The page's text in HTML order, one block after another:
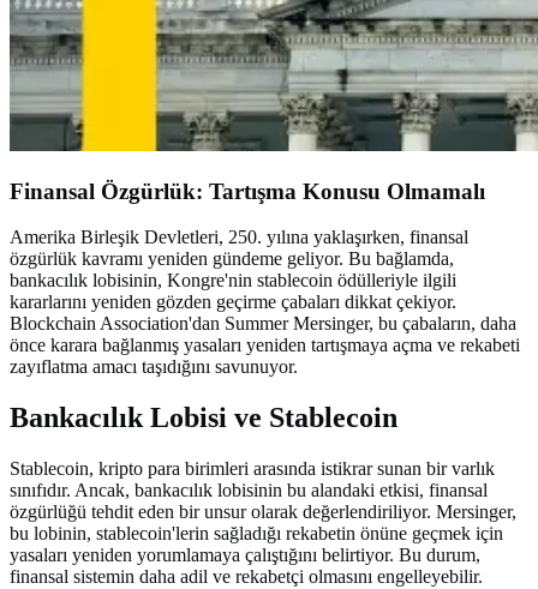
Finansal Özgürlük: Tartışma Konusu Olmamalı
Amerika Birleşik Devletleri, 250. yılına yaklaşırken, finansal
özgürlük kavramı yeniden gündeme geliyor. Bu bağlamda,
bankacılık lobisinin, Kongre'nin stablecoin ödülleriyle ilgili
kararlarını yeniden gözden geçirme çabaları dikkat çekiyor.
Blockchain Association'dan Summer Mersinger, bu çabaların, daha
önce karara bağlanmış yasaları yeniden tartışmaya açma ve rekabeti
zayıflatma amacı taşıdığını savunuyor.
Bankacılık Lobisi ve Stablecoin
Stablecoin, kripto para birimleri arasında istikrar sunan bir varlık
sınıfıdır. Ancak, bankacılık lobisinin bu alandaki etkisi, finansal
özgürlüğü tehdit eden bir unsur olarak değerlendiriliyor. Mersinger,
bu lobinin, stablecoin'lerin sağladığı rekabetin önüne geçmek için
yasaları yeniden yorumlamaya çalıştığını belirtiyor. Bu durum,
finansal sistemin daha adil ve rekabetçi olmasını engelleyebilir.